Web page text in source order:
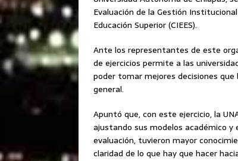
Evaluación de la Gestión
Educación Superior (CIEES).
Ante los representantes de este
de ejercicios permite a las
poder tomar mejores decisiones
general.
Apuntó que, con este ejercicio, la
ajustando sus modelos académico
evaluación, tuvieron mayor
claridad de lo que hay que hacer